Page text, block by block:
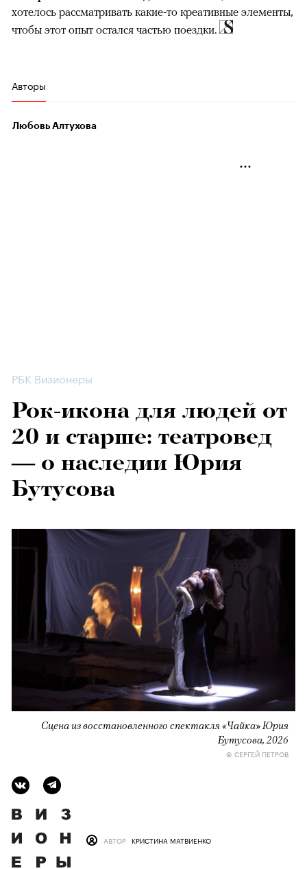
хотелось рассматривать какие-то креативные элементы,
чтобы этот опыт остался частью поездки.
Авторы
Любовь Алтухова
РБК Визионеры
Рок-икона для людей от
20 и старше: театровед
— о наследии Юрия
Бутусова
Сцена из восстановленного спектакля «Чайка» Юрия
Бутусова, 2026
© СЕРГЕЙ ПЕТРОВ
АВТОР КРИСТИНА МАТВИЕНКО